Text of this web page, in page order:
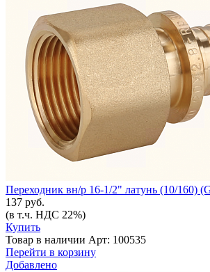
Переходник вн/р 16-1/2" латунь (10/160)
137 руб.
(в т.ч. НДС 22%)
Купить
Товар в наличии Арт: 100535
Перейти в корзину
Добавлено